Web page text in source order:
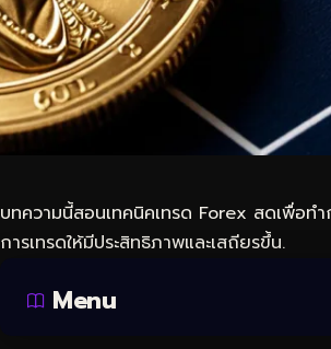
บทความนี้สอนเทคนิคเทรด Forex สดเพื่อท
การเทรดให้มีประสิทธิภาพและเสถียรขึ้น.
Menu